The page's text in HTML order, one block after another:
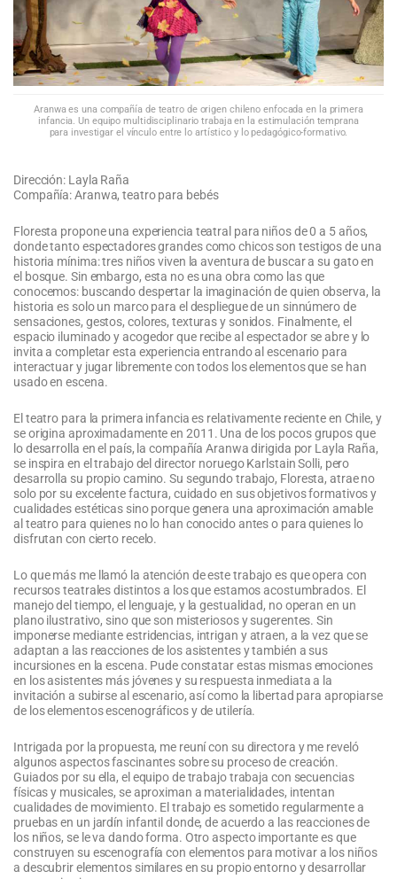
Aranwa es una compañía de teatro de origen chileno enfocada en la primera
infancia. Un equipo multidisciplinario trabaja en la estimulación temprana
para investigar el vínculo entre lo artístico y lo pedagógico-formativo.
Dirección: Layla Raña
Compañía: Aranwa, teatro para bebés
Floresta propone una experiencia teatral para niños de 0 a 5 años,
donde tanto espectadores grandes como chicos son testigos de una
historia mínima: tres niños viven la aventura de buscar a su gato en
el bosque. Sin embargo, esta no es una obra como las que
conocemos: buscando despertar la imaginación de quien observa, la
historia es solo un marco para el despliegue de un sinnúmero de
sensaciones, gestos, colores, texturas y sonidos. Finalmente, el
espacio iluminado y acogedor que recibe al espectador se abre y lo
invita a completar esta experiencia entrando al escenario para
interactuar y jugar libremente con todos los elementos que se han
usado en escena.
El teatro para la primera infancia es relativamente reciente en Chile, y
se origina aproximadamente en 2011. Una de los pocos grupos que
lo desarrolla en el país, la compañía Aranwa dirigida por Layla Raña,
se inspira en el trabajo del director noruego Karlstain Solli, pero
desarrolla su propio camino. Su segundo trabajo, Floresta, atrae no
solo por su excelente factura, cuidado en sus objetivos formativos y
cualidades estéticas sino porque genera una aproximación amable
al teatro para quienes no lo han conocido antes o para quienes lo
disfrutan con cierto recelo.
Lo que más me llamó la atención de este trabajo es que opera con
recursos teatrales distintos a los que estamos acostumbrados. El
manejo del tiempo, el lenguaje, y la gestualidad, no operan en un
plano ilustrativo, sino que son misteriosos y sugerentes. Sin
imponerse mediante estridencias, intrigan y atraen, a la vez que se
adaptan a las reacciones de los asistentes y también a sus
incursiones en la escena. Pude constatar estas mismas emociones
en los asistentes más jóvenes y su respuesta inmediata a la
invitación a subirse al escenario, así como la libertad para apropiarse
de los elementos escenográficos y de utilería.
Intrigada por la propuesta, me reuní con su directora y me reveló
algunos aspectos fascinantes sobre su proceso de creación.
Guiados por su ella, el equipo de trabajo trabaja con secuencias
físicas y musicales, se aproximan a materialidades, intentan
cualidades de movimiento. El trabajo es sometido regularmente a
pruebas en un jardín infantil donde, de acuerdo a las reacciones de
los niños, se le va dando forma. Otro aspecto importante es que
construyen su escenografía con elementos para motivar a los niños
a descubrir elementos similares en su propio entorno y desarrollar